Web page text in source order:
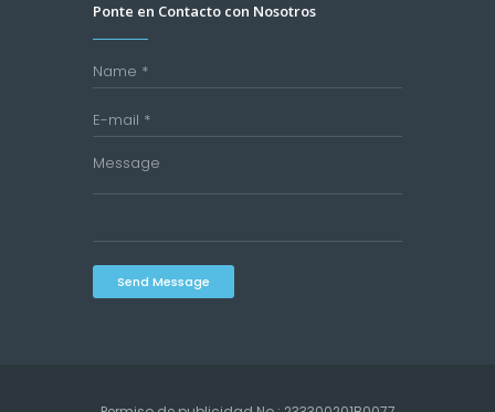
Ponte en Contacto con Nosotros
Send Message